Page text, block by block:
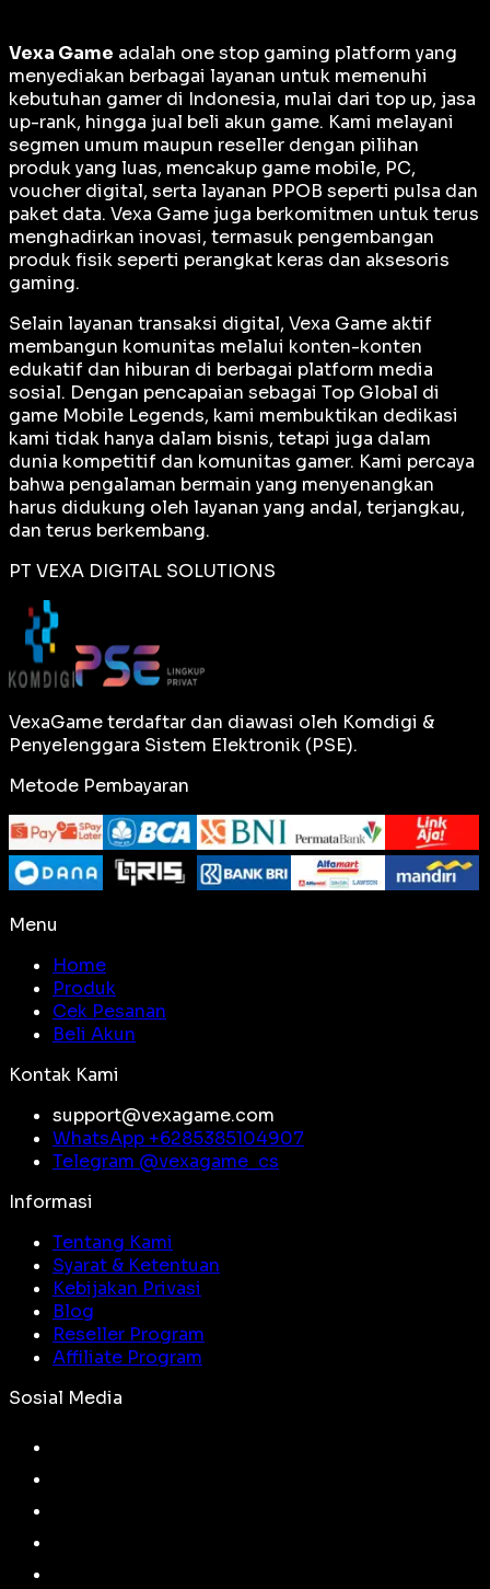
Vexa Game adalah one stop gaming platform yang
menyediakan berbagai layanan untuk memenuhi
kebutuhan gamer di Indonesia, mulai dari top up, jasa
up-rank, hingga jual beli akun game. Kami melayani
segmen umum maupun reseller dengan pilihan
produk yang luas, mencakup game mobile, PC,
voucher digital, serta layanan PPOB seperti pulsa dan
paket data. Vexa Game juga berkomitmen untuk terus
menghadirkan inovasi, termasuk pengembangan
produk fisik seperti perangkat keras dan aksesoris
gaming.
Selain layanan transaksi digital, Vexa Game aktif
membangun komunitas melalui konten-konten
edukatif dan hiburan di berbagai platform media
sosial. Dengan pencapaian sebagai Top Global di
game Mobile Legends, kami membuktikan dedikasi
kami tidak hanya dalam bisnis, tetapi juga dalam
dunia kompetitif dan komunitas gamer. Kami percaya
bahwa pengalaman bermain yang menyenangkan
harus didukung oleh layanan yang andal, terjangkau,
dan terus berkembang.
PT VEXA DIGITAL SOLUTIONS
VexaGame terdaftar dan diawasi oleh Komdigi &
Penyelenggara Sistem Elektronik (PSE).
Metode Pembayaran
Menu
Home
Produk
Cek Pesanan
Beli Akun
Kontak Kami
support@vexagame.com
WhatsApp +6285385104907
Telegram @vexagame_cs
Informasi
Tentang Kami
Syarat & Ketentuan
Kebijakan Privasi
Blog
Reseller Program
Affiliate Program
Sosial Media